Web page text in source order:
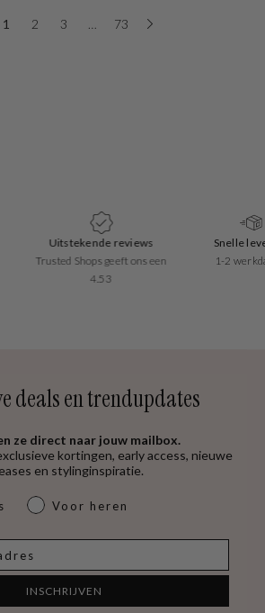
1 2 3 73
Uitstekende reviews
Trusted Shops geeft ons een
Snelle levering
1-2 werkdagen
deals en trendupdates
ze direct naar jouw mailbox.
kortingen, early access, nieuwe
en stylinginspiratie.
Voor heren
INSCHRIJVEN